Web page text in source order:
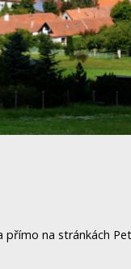
na stránkách